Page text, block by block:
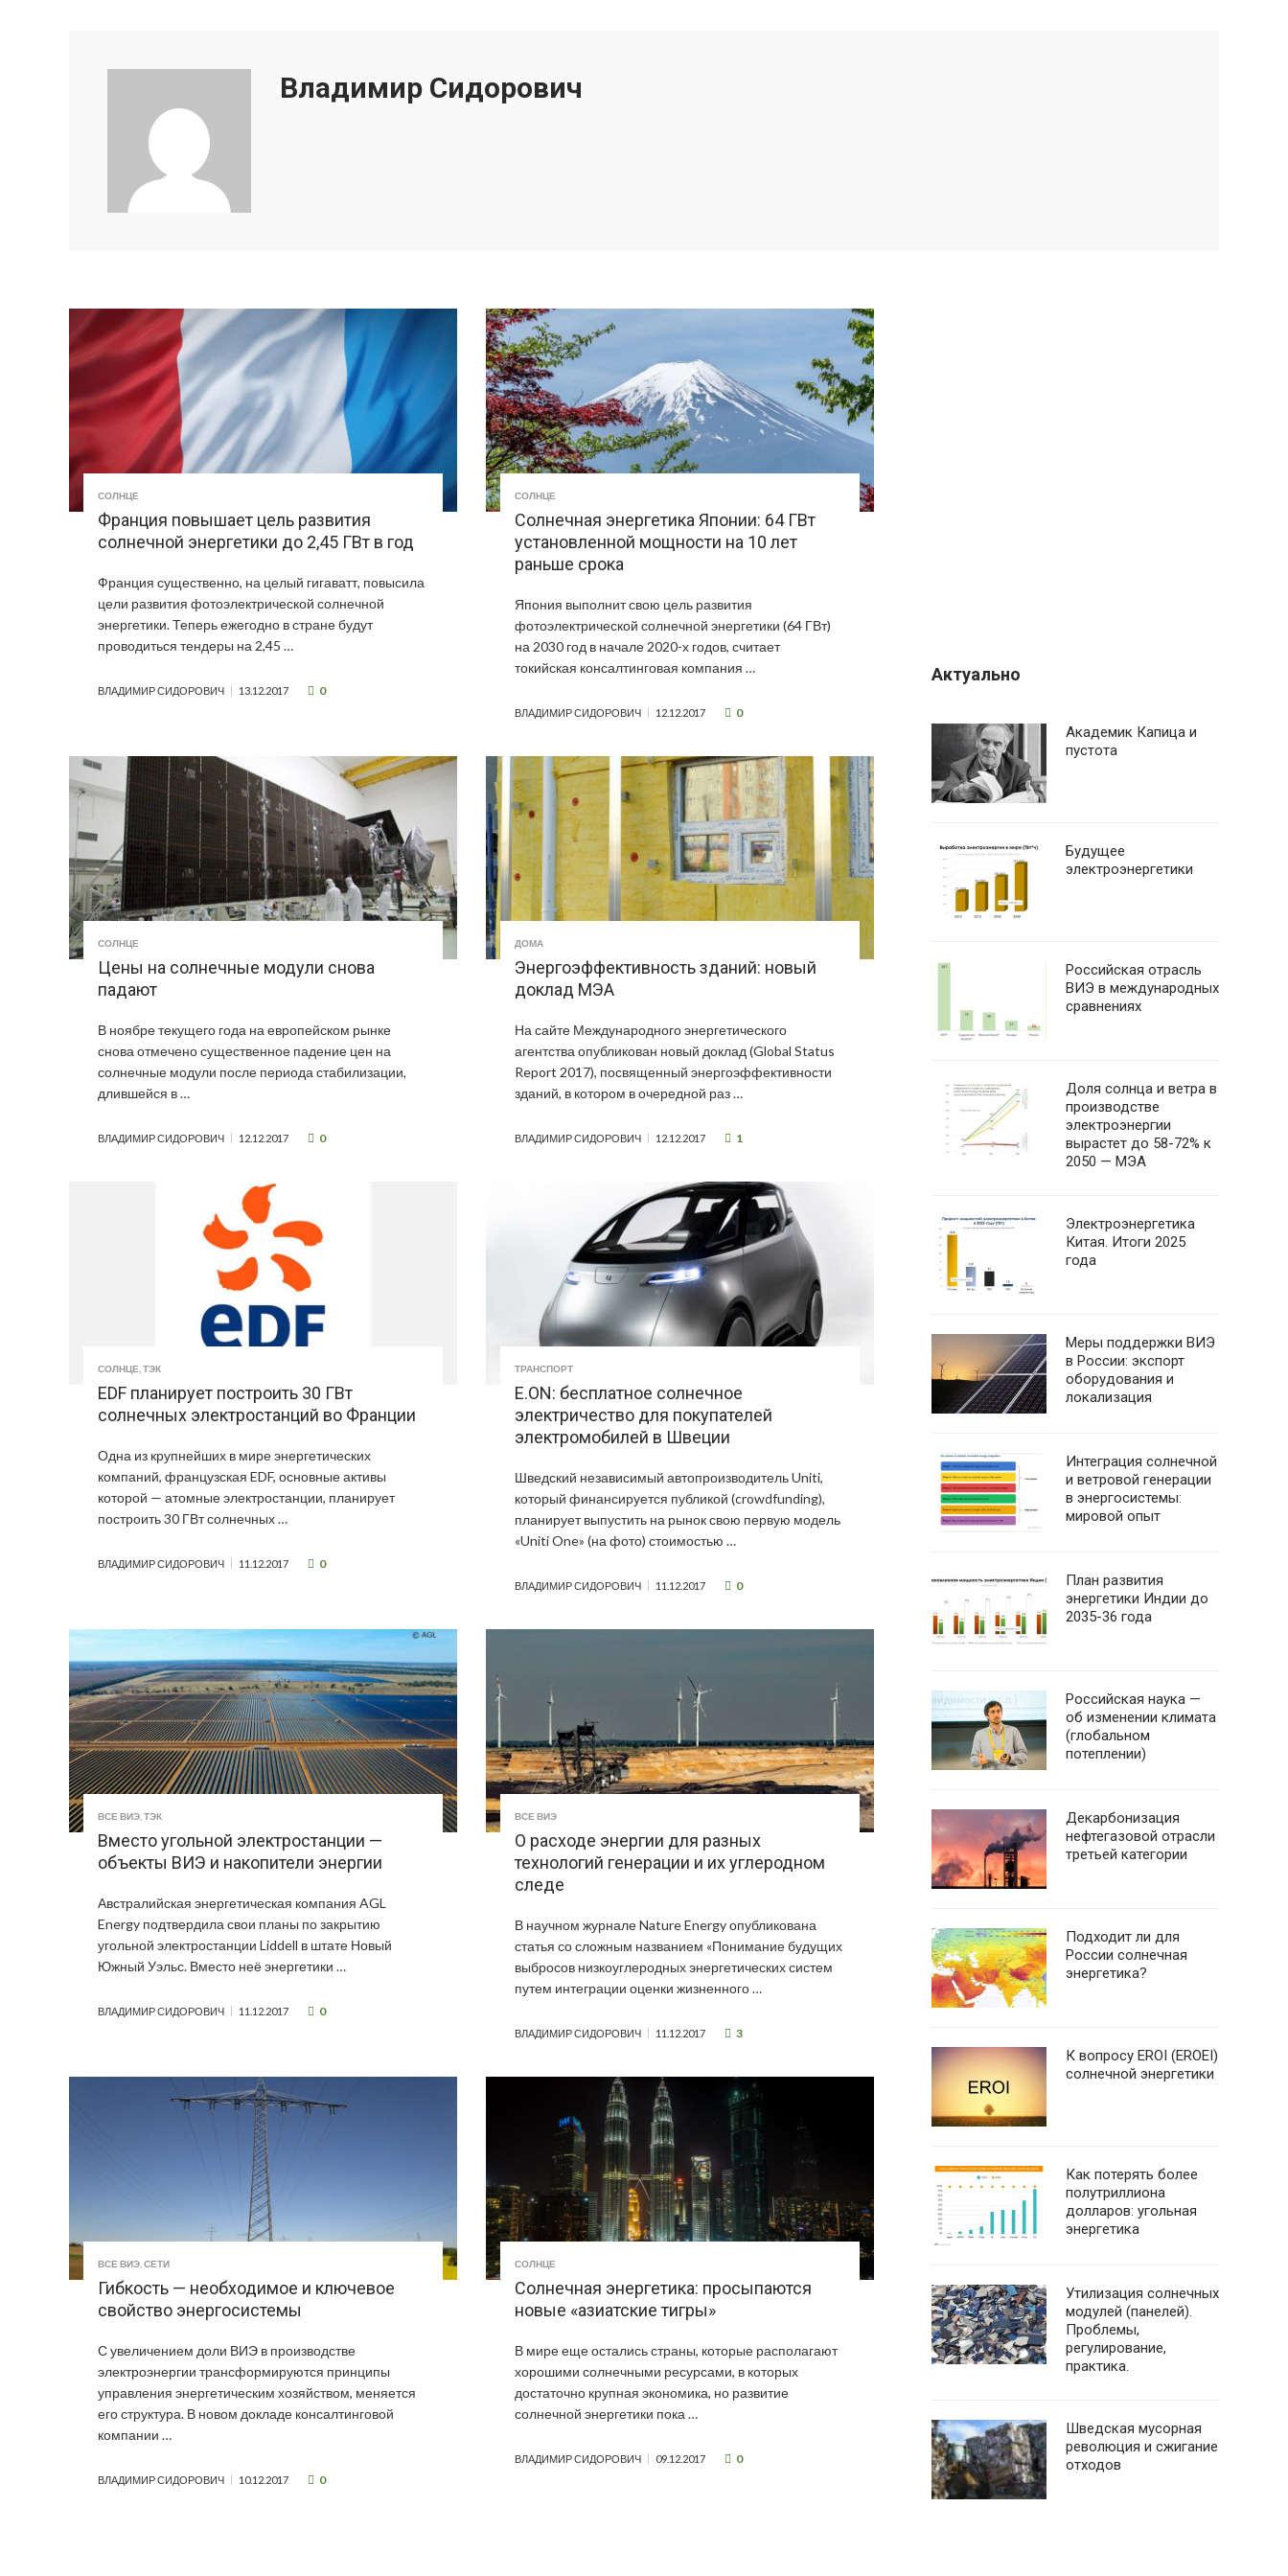
Владимир Сидорович
СОЛНЦЕ
Франция повышает цель развития
солнечной энергетики до 2,45 ГВт в год
Франция существенно, на целый гигаватт, повысила
цели развития фотоэлектрической солнечной
энергетики. Теперь ежегодно в стране будут
проводиться тендеры на 2,45 …
ВЛАДИМИР СИДОРОВИЧ 13.12.2017 0
СОЛНЦЕ
Солнечная энергетика Японии: 64 ГВт
установленной мощности на 10 лет
раньше срока
Япония выполнит свою цель развития
фотоэлектрической солнечной энергетики (64 ГВт)
на 2030 год в начале 2020-х годов, считает
токийская консалтинговая компания …
ВЛАДИМИР СИДОРОВИЧ 12.12.2017 0
СОЛНЦЕ
Цены на солнечные модули снова
падают
В ноябре текущего года на европейском рынке
снова отмечено существенное падение цен на
солнечные модули после периода стабилизации,
длившейся в …
ВЛАДИМИР СИДОРОВИЧ 12.12.2017 0
ДОМА
Энергоэффективность зданий: новый
доклад МЭА
На сайте Международного энергетического
агентства опубликован новый доклад (Global Status
Report 2017), посвященный энергоэффективности
зданий, в котором в очередной раз …
ВЛАДИМИР СИДОРОВИЧ 12.12.2017 1
СОЛНЦЕ ТЭК
EDF планирует построить 30 ГВт
солнечных электростанций во Франции
Одна из крупнейших в мире энергетических
компаний, французская EDF, основные активы
которой — атомные электростанции, планирует
построить 30 ГВт солнечных …
ВЛАДИМИР СИДОРОВИЧ 11.12.2017 0
ТРАНСПОРТ
E.ON: бесплатное солнечное
электричество для покупателей
электромобилей в Швеции
Шведский независимый автопроизводитель Uniti,
который финансируется публикой (crowdfunding),
планирует выпустить на рынок свою первую модель
«Uniti One» (на фото) стоимостью …
ВЛАДИМИР СИДОРОВИЧ 11.12.2017 0
ВСЕ ВИЭ ТЭК
Вместо угольной электростанции —
объекты ВИЭ и накопители энергии
Австралийская энергетическая компания AGL
Energy подтвердила свои планы по закрытию
угольной электростанции Liddell в штате Новый
Южный Уэльс. Вместо неё энергетики …
ВЛАДИМИР СИДОРОВИЧ 11.12.2017 0
ВСЕ ВИЭ
О расходе энергии для разных
технологий генерации и их углеродном
следе
В научном журнале Nature Energy опубликована
статья со сложным названием «Понимание будущих
выбросов низкоуглеродных энергетических систем
путем интеграции оценки жизненного …
ВЛАДИМИР СИДОРОВИЧ 11.12.2017 3
ВСЕ ВИЭ СЕТИ
Гибкость — необходимое и ключевое
свойство энергосистемы
С увеличением доли ВИЭ в производстве
электроэнергии трансформируются принципы
управления энергетическим хозяйством, меняется
его структура. В новом докладе консалтинговой
компании …
ВЛАДИМИР СИДОРОВИЧ 10.12.2017 0
СОЛНЦЕ
Солнечная энергетика: просыпаются
новые «азиатские тигры»
В мире еще остались страны, которые располагают
хорошими солнечными ресурсами, в которых
достаточно крупная экономика, но развитие
солнечной энергетики пока …
ВЛАДИМИР СИДОРОВИЧ 09.12.2017 0
Актуально
Академик Капица и
пустота
Будущее
электроэнергетики
Российская отрасль
ВИЭ в международных
сравнениях
Доля солнца и ветра в
производстве
электроэнергии
вырастет до 58-72% к
2050 — МЭА
Электроэнергетика
Китая. Итоги 2025
года
Меры поддержки ВИЭ
в России: экспорт
оборудования и
локализация
Интеграция солнечной
и ветровой генерации
в энергосистемы:
мировой опыт
План развития
энергетики Индии до
2035-36 года
Российская наука —
об изменении климата
(глобальном
потеплении)
Декарбонизация
нефтегазовой отрасли
третьей категории
Подходит ли для
России солнечная
энергетика?
К вопросу EROI (EROEI)
солнечной энергетики
Как потерять более
полутриллиона
долларов: угольная
энергетика
Утилизация солнечных
модулей (панелей).
Проблемы,
регулирование,
практика.
Шведская мусорная
революция и сжигание
отходов